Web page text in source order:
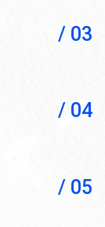
/ 03
/ 04
/ 05